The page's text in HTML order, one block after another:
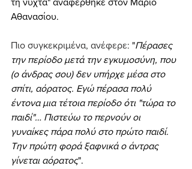
τη νύχτα" αναφέρθηκε στον Μάριο
Αθανασίου.
Πιο συγκεκριμένα, ανέφερε: "Πέρασες
την περίοδο μετά την εγκυμοσύνη, που
(ο άνδρας σου) δεν υπήρχε μέσα στο
σπίτι, αόρατος. Εγώ πέρασα πολύ
έντονα μια τέτοια περίοδο ότι "τώρα το
παιδί"… Πιστεύω το περνούν οι
γυναίκες πάρα πολύ στο πρώτο παιδί.
Την πρώτη φορά ξαφνικά ο άντρας
γίνεται αόρατος".